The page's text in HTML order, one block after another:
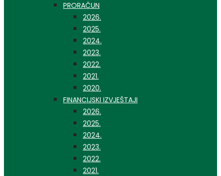
PRORAČUN
2026.
2025.
2024.
2023.
2022.
2021.
2020.
FINANCIJSKI IZVJEŠTAJI
2026.
2025.
2024.
2023.
2022.
2021.